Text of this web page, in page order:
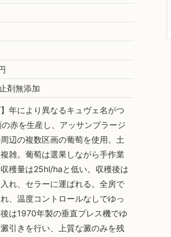
剤無添加
年により異なるキュヴェ名がつ
赤を生産し、アッサンブラージ
辺の複数区画の葡萄を使用。土
雑。葡萄は選果しながら手作業
穫量は25hl/haと低い。収穫後は
れ、セラーに運ばれる。全房で
、温度コントロールなしでゆっ
は1970年製の垂直プレス機でゆ
引きを行い、上質な澱のみを残